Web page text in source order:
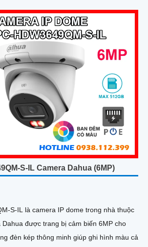
S-IL Camera Dahua (6MP)
S-IL là camera IP dome trong nhà thuộc
Dahua được trang bị cảm biến 6MP cho
đèn kép thông minh giúp ghi hình màu cả